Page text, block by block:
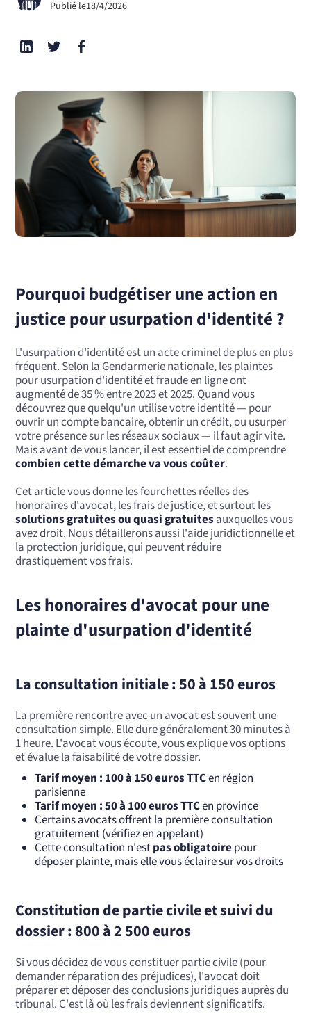
Publié le18/4/2026
Pourquoi budgétiser une action en
justice pour usurpation d'identité ?
L'usurpation d'identité est un acte criminel de plus en plus
fréquent. Selon la Gendarmerie nationale, les plaintes
pour usurpation d'identité et fraude en ligne ont
augmenté de 35 % entre 2023 et 2025. Quand vous
découvrez que quelqu'un utilise votre identité — pour
ouvrir un compte bancaire, obtenir un crédit, ou usurper
votre présence sur les réseaux sociaux — il faut agir vite.
Mais avant de vous lancer, il est essentiel de comprendre
combien cette démarche va vous coûter.
Cet article vous donne les fourchettes réelles des
honoraires d'avocat, les frais de justice, et surtout les
solutions gratuites ou quasi gratuites auxquelles vous
avez droit. Nous détaillerons aussi l'aide juridictionnelle et
la protection juridique, qui peuvent réduire
drastiquement vos frais.
Les honoraires d'avocat pour une
plainte d'usurpation d'identité
La consultation initiale : 50 à 150 euros
La première rencontre avec un avocat est souvent une
consultation simple. Elle dure généralement 30 minutes à
1 heure. L'avocat vous écoute, vous explique vos options
et évalue la faisabilité de votre dossier.
Tarif moyen : 100 à 150 euros TTCen région
parisienne
Tarif moyen : 50 à 100 euros TTCen province
Certains avocats offrent la première consultation
gratuitement (vérifiez en appelant)
Cette consultation n'estpas obligatoirepour
déposer plainte, mais elle vous éclaire sur vos droits
Constitution de partie civile et suivi du
dossier : 800 à 2 500 euros
Si vous décidez de vous constituer partie civile (pour
demander réparation des préjudices), l'avocat doit
préparer et déposer des conclusions juridiques auprès du
tribunal. C'est là où les frais deviennent significatifs.